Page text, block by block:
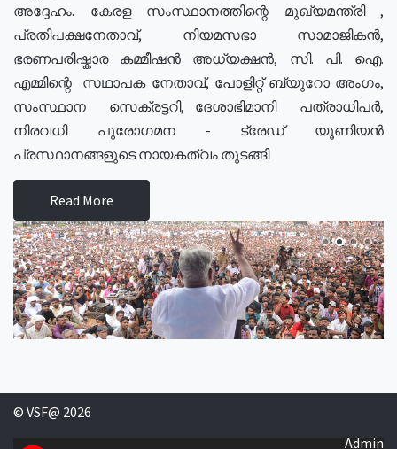
അദ്ദേഹം. കേരള സംസ്ഥാനത്തിന്റെ മുഖ്യമന്ത്രി ,
പ്രതിപക്ഷനേതാവ്, നിയമസഭാ സാമാജികൻ,
ഭരണപരിഷ്കാര കമ്മീഷൻ അധ്യക്ഷൻ, സി. പി. ഐ.
എമ്മിന്റെ സഥാപക നേതാവ്, പോളിറ്റ് ബ്യുറോ അംഗം,
സംസ്ഥാന സെക്രട്ടറി, ദേശാഭിമാനി പത്രാധിപർ,
നിരവധി പുരോഗമന - ട്രേഡ് യൂണിയൻ
പ്രസ്ഥാനങ്ങളുടെ നായകത്വം തുടങ്ങി
Read More
© VSF@ 2026
Admin